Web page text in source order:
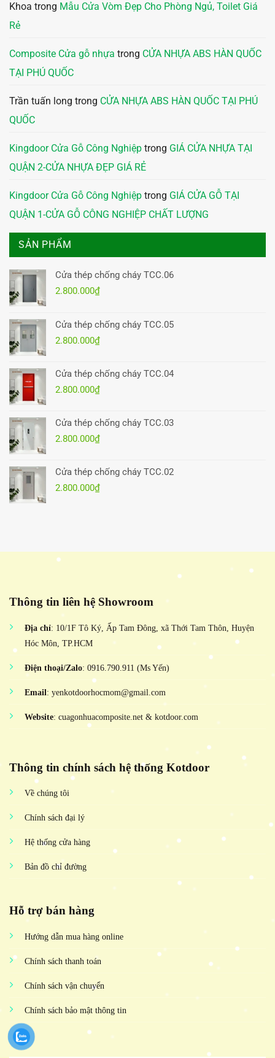
Khoa trong Mẫu Cửa Vòm Đẹp Cho Phòng Ngủ, Toilet Giá
Rẻ
Composite Cửa gỗ nhựa trong CỬA NHỰA ABS HÀN QUỐC
TẠI PHÚ QUỐC
Trần tuấn long trong CỬA NHỰA ABS HÀN QUỐC TẠI PHÚ
QUỐC
Kingdoor Cửa Gỗ Công Nghiệp trong GIÁ CỬA NHỰA TẠI
QUẬN 2-CỬA NHỰA ĐẸP GIÁ RẺ
Kingdoor Cửa Gỗ Công Nghiệp trong GIÁ CỬA GỖ TẠI
QUẬN 1-CỬA GỖ CÔNG NGHIỆP CHẤT LƯỢNG
SẢN PHẨM
Cửa thép chống cháy TCC.06
2.800.000₫
Cửa thép chống cháy TCC.05
2.800.000₫
Cửa thép chống cháy TCC.04
2.800.000₫
Cửa thép chống cháy TCC.03
2.800.000₫
Cửa thép chống cháy TCC.02
2.800.000₫
Thông tin liên hệ Showroom
Địa chỉ: 10/1F Tô Ký, Ấp Tam Đông, xã Thới Tam Thôn, Huyện
Hóc Môn, TP.HCM
Điện thoại/Zalo: 0916.790.911 (Ms Yến)
Email: yenkotdoorhocmom@gmail.com
Website: cuagonhuacomposite.net & kotdoor.com
Thông tin chính sách hệ thống Kotdoor
Về chúng tôi
Chính sách đại lý
Hệ thống cửa hàng
Bản đồ chỉ đường
Hỗ trợ bán hàng
Hướng dẫn mua hàng online
Chính sách thanh toán
Chính sách vận chuyển
Chính sách bảo mật thông tin